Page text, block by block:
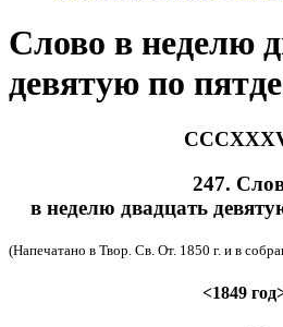
Слово в неделю
девятую по
247.
в неделю двадцать
(Напечатано в Твор. Св. От. 1850 г. и в
<1849